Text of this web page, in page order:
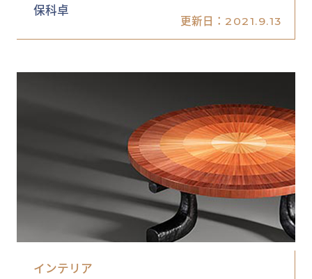
保科卓
更新日： 2021.9.13
インテリア